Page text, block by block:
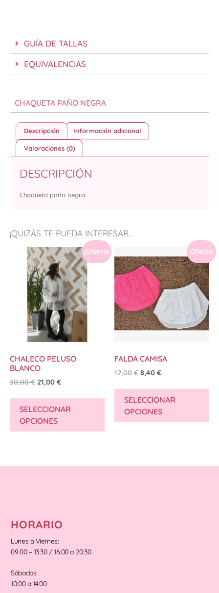
GUÍA DE TALLAS
EQUIVALENCIAS
¡QUIZÁS TE PUEDA INTERESAR...
¡Oferta!
CHALECO PELUSO
BLANCO
30,00€ 21,00 €
SELECCIONAR
OPCIONES
¡Oferta!
FALDA CAMISA
12,00€ 8,40 €
SELECCIONAR
OPCIONES
CHAQUETA PAÑO NEGRA
Descripción Información adicional
Valoraciones (0)
DESCRIPCIÓN
Chaqueta paño negra
HORARIO
Lunes a Viernes:
09:00 – 13:30 / 16:00 a 20:30
Sábados:
10:00 a 14:00